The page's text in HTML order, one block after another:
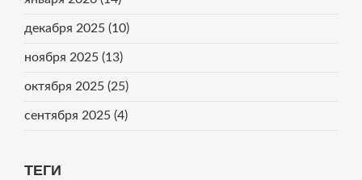
декабря 2025 (10)
ноября 2025 (13)
октября 2025 (25)
сентября 2025 (4)
ТЕГИ